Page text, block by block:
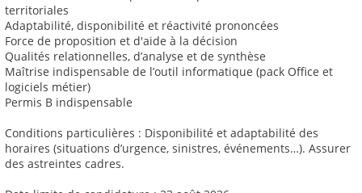
territoriales
Adaptabilité, disponibilité et réactivité prononcées
Force de proposition et d'aide à la décision
Qualités relationnelles, d’analyse et de synthèse
Maîtrise indispensable de l’outil informatique (pack Office et
logiciels métier)
Permis B indispensable
Conditions particulières : Disponibilité et adaptabilité des
horaires (situations d’urgence, sinistres, événements…). Assurer
des astreintes cadres.